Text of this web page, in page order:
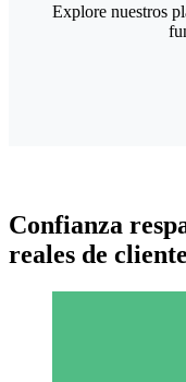
Explore nuestros
Confianza
reales de